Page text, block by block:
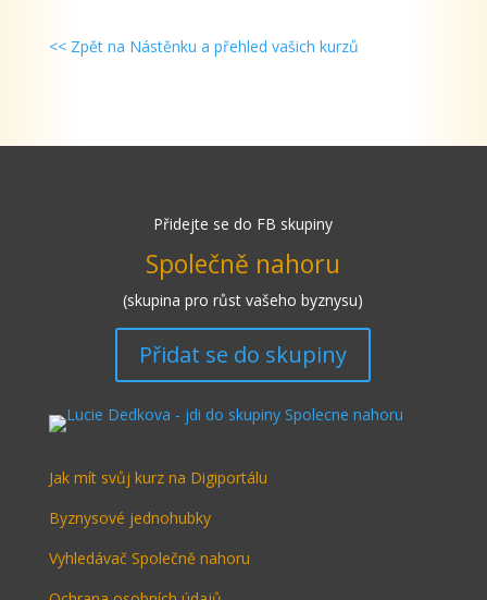
<< Zpět na Nástěnku a přehled vašich kurzů
Přidejte se do FB skupiny
Společně nahoru
(skupina pro růst vašeho byznysu)
Přidat se do skupiny
Jak mít svůj kurz na Digiportálu
Byznysové jednohubky
Vyhledávač Společně nahoru